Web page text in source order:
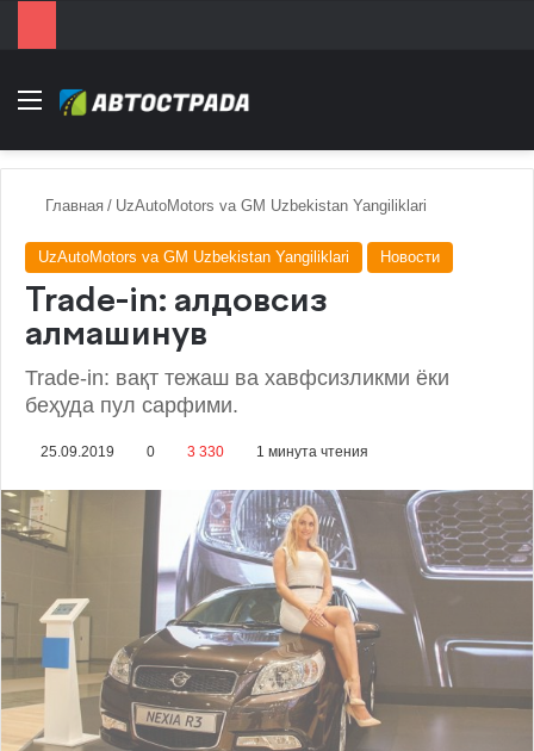
Menu
Главная / UzAutoMotors va GM Uzbekistan Yangiliklari
UzAutoMotors va GM Uzbekistan Yangiliklari Новости
Trade-in: алдовсиз
алмашинув
Trade-in: вақт тежаш ва хавфсизликми ёки
беҳуда пул сарфими.
25.09.2019 0 3 330 1 минута чтения